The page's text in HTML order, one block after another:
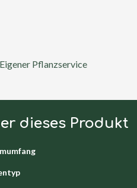
Eigener Pflanzservice
dieses Produkt